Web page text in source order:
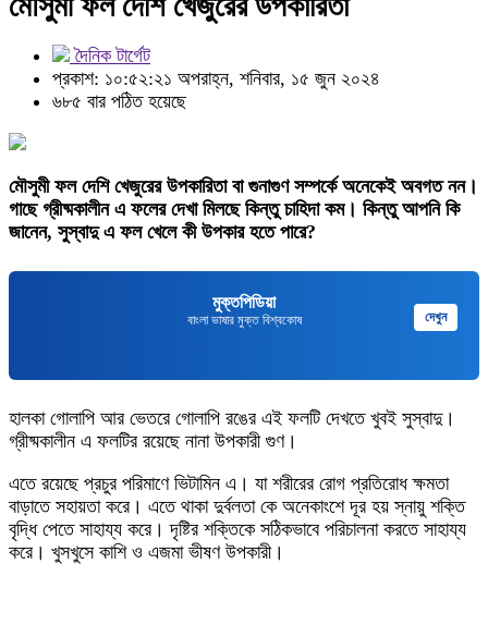
দৈনিক টার্গেট
প্রকাশ: ১০:৫২:২১ অপরাহ্ন, শনিবার, ১৫ জুন ২০২৪
৬৮৫ বার পঠিত হয়েছে
মৌসুমী ফল দেশি খেজুরের উপকারিতা বা গুনাগুণ সম্পর্কে অনেকেই অবগত নন।
গাছে গ্রীষ্মকালীন এ ফলের দেখা মিলছে কিন্তু চাহিদা কম। কিন্তু আপনি কি
জানেন, সুস্বাদু এ ফল খেলে কী উপকার হতে পারে?
মুক্তপিডিয়া
বাংলা ভাষার মুক্ত বিশ্বকোষ দেখুন
হালকা গোলাপি আর ভেতরে গোলাপি রঙের এই ফলটি দেখতে খুবই সুস্বাদু।
গ্রীষ্মকালীন এ ফলটির রয়েছে নানা উপকারী গুণ।
এতে রয়েছে প্রচুর পরিমাণে ভিটামিন এ। যা শরীরের রোগ প্রতিরোধ ক্ষমতা
বাড়াতে সহায়তা করে। এতে থাকা দুর্বলতা কে অনেকাংশে দূর হয় স্নায়ু শক্তি
বৃদ্ধি পেতে সাহায্য করে। দৃষ্টির শক্তিকে সঠিকভাবে পরিচালনা করতে সাহায্য
করে। খুসখুসে কাশি ও এজমা ভীষণ উপকারী।